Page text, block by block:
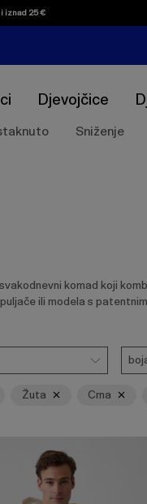
i iznad 25 €
Djevojčice
Sniženje
komad koji
ili modela s
Žuta Crna